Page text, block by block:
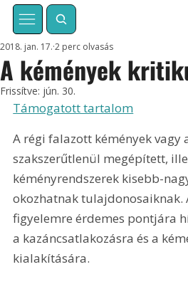
A kémények
2018. jan. 17. 2 perc olvasás
Frissítve: jún. 30.
Támogatott tartalom
A régi falazott kémények vagy
szakszerűtlenül megépített,
kéményrendszerek kisebb-
okozhatnak tulajdonosaiknak.
figyelemre érdemes pontjára
a kazáncsatlakozásra és a
kialakítására.